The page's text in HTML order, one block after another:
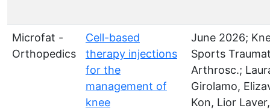
Microfat -
Orthopedics
Cell-based
therapy injections
for the
management of
knee
osteoarthritis: The
June 2026;
Sports
Arthrosc.;
Girolamo,
Kon, Lior
Andriolo,